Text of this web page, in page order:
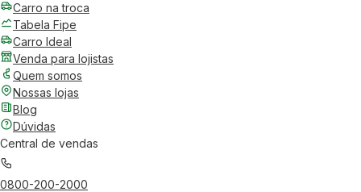
Carro na troca
Tabela Fipe
Carro Ideal
Venda para lojistas
Quem somos
Nossas lojas
Blog
Dúvidas
Central de vendas
0800-200-2000